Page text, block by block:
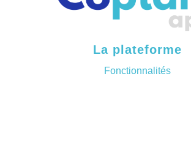
La plateforme
Fonctionnalités